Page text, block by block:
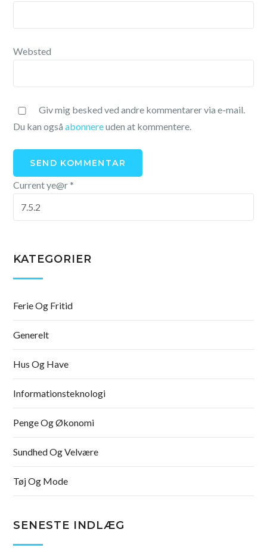
Websted
Giv mig besked ved andre kommentarer via e-mail.
Du kan ogsåabonnereuden at kommentere.
Current ye@r*
KATEGORIER
Ferie Og Fritid
Generelt
Hus Og Have
Informationsteknologi
Penge Og Økonomi
Sundhed Og Velvære
Tøj Og Mode
SENESTE INDLÆG